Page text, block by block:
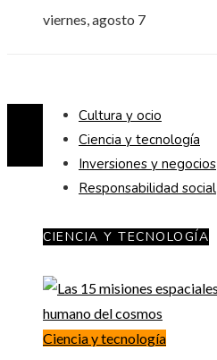
viernes, agosto 7
Cultura y ocio
Ciencia y tecnología
Inversiones y negocios
Responsabilidad social
CIENCIA Y TECNOLOGÍA
Ciencia y tecnología